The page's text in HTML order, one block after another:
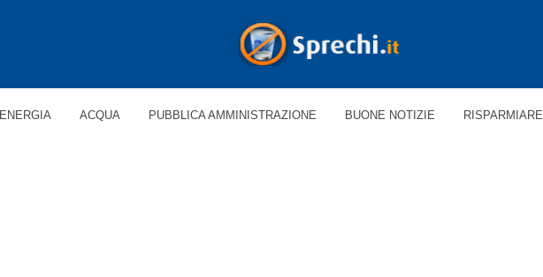
ENERGIA ACQUA PUBBLICA AMMINISTRAZIONE BUONE NOTIZIE RISPARMIARE